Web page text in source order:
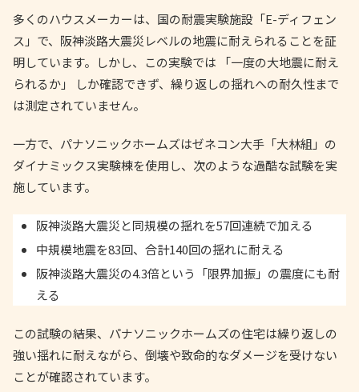
多くのハウスメーカーは、国の耐震実験施設「E-ディフェン
ス」で、阪神淡路大震災レベルの地震に耐えられることを証
明しています。しかし、この実験では 「一度の大地震に耐え
られるか」 しか確認できず、繰り返しの揺れへの耐久性まで
は測定されていません。
一方で、パナソニックホームズはゼネコン大手「大林組」の
ダイナミックス実験棟を使用し、次のような過酷な試験を実
施しています。
阪神淡路大震災と同規模の揺れを57回連続で加える
中規模地震を83回、合計140回の揺れに耐える
阪神淡路大震災の4.3倍という「限界加振」の震度にも耐
える
この試験の結果、パナソニックホームズの住宅は繰り返しの
強い揺れに耐えながら、倒壊や致命的なダメージを受けない
ことが確認されています。